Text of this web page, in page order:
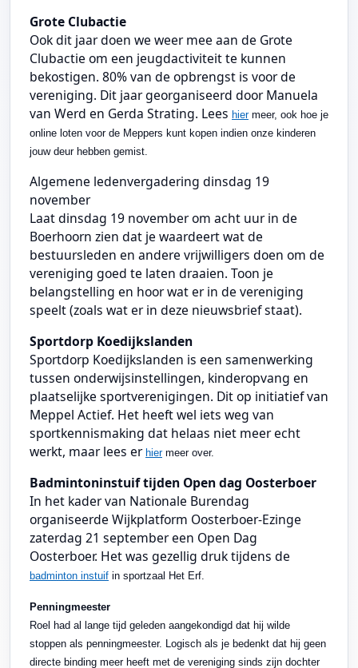
Grote Clubactie
Ook dit jaar doen we weer mee aan de Grote
Clubactie om een jeugdactiviteit te kunnen
bekostigen. 80% van de opbrengst is voor de
vereniging. Dit jaar georganiseerd door Manuela
van Werd en Gerda Strating. Lees hiermeer, ook hoe je
online loten voor de Meppers kunt kopen indien onze kinderen
jouw deur hebben gemist.
Algemene ledenvergadering dinsdag 19
november
Laat dinsdag 19 november om acht uur in de
Boerhoorn zien dat je waardeert wat de
bestuursleden en andere vrijwilligers doen om de
vereniging goed te laten draaien. Toon je
belangstelling en hoor wat er in de vereniging
speelt (zoals wat er in deze nieuwsbrief staat).
Sportdorp Koedijkslanden
Sportdorp Koedijkslanden is een samenwerking
tussen onderwijsinstellingen, kinderopvang en
plaatselijke sportverenigingen. Dit op initiatief van
Meppel Actief. Het heeft wel iets weg van
sportkennismaking dat helaas niet meer echt
werkt, maar lees er hiermeer over.
Badmintoninstuif tijden Open dag Oosterboer
In het kader van Nationale Burendag
organiseerde Wijkplatform Oosterboer-Ezinge
zaterdag 21 september een Open Dag
Oosterboer. Het was gezellig druk tijdens de
badminton instuif in sportzaal Het Erf.
Penningmeester
Roel had al lange tijd geleden aangekondigd dat hij wilde
stoppen als penningmeester. Logisch als je bedenkt dat hij geen
directe binding meer heeft met de vereniging sinds zijn dochter